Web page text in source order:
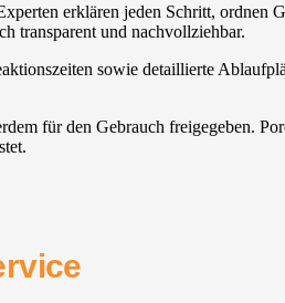
erklären jeden Schritt, ordnen
transparent und nachvollziehbar.
sowie detaillierte
für den Gebrauch freigegeben.